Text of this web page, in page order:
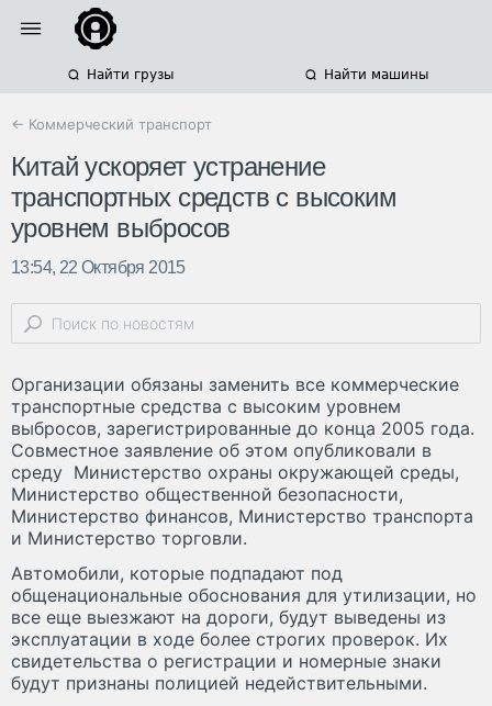
Найти грузы Найти машины
← Коммерческий транспорт
Китай ускоряет устранение
транспортных средств с высоким
уровнем выбросов
13:54, 22 Октября 2015
Организации обязаны заменить все коммерческие
транспортные средства с высоким уровнем
выбросов, зарегистрированные до конца 2005 года.
Совместное заявление об этом опубликовали в
среду Министерство охраны окружающей среды,
Министерство общественной безопасности,
Министерство финансов, Министерство транспорта
и Министерство торговли.
Автомобили, которые подпадают под
общенациональные обоснования для утилизации, но
все еще выезжают на дороги, будут выведены из
эксплуатации в ходе более строгих проверок. Их
свидетельства о регистрации и номерные знаки
будут признаны полицией недействительными.